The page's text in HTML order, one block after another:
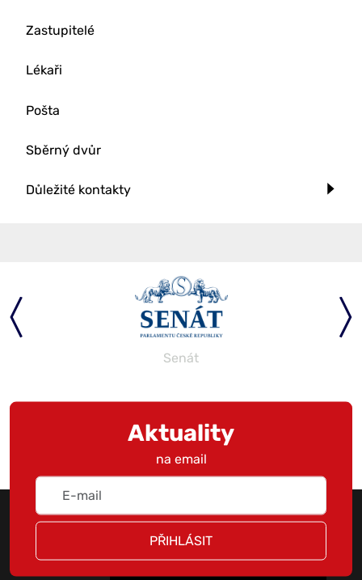
Zastupitelé
Lékaři
Pošta
Sběrný dvůr
Důležité kontakty
Senát
Aktuality
na email
PŘIHLÁSIT